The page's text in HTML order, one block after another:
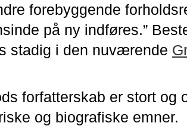
forebyggende
på ny indføres.”
stadig i den nuværende
forfatterskab er stort og
og biografiske emner.